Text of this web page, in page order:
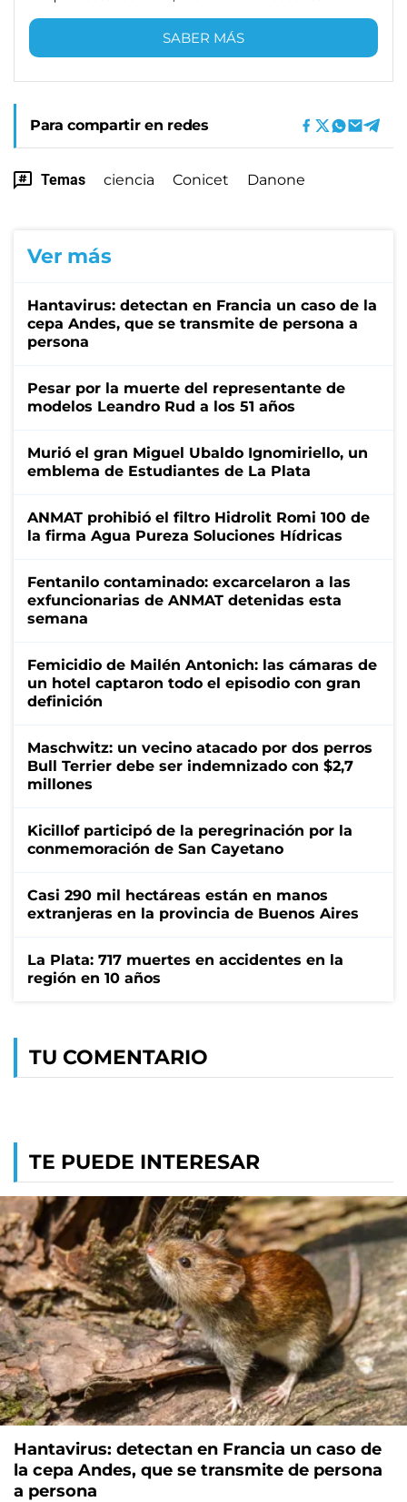
SABER MÁS
Para compartir en redes
Temas ciencia Conicet Danone
Ver más
Hantavirus: detectan en Francia un caso de la
cepa Andes, que se transmite de persona a
persona
Pesar por la muerte del representante de
modelos Leandro Rud a los 51 años
Murió el gran Miguel Ubaldo Ignomiriello, un
emblema de Estudiantes de La Plata
ANMAT prohibió el filtro Hidrolit Romi 100 de
la firma Agua Pureza Soluciones Hídricas
Fentanilo contaminado: excarcelaron a las
exfuncionarias de ANMAT detenidas esta
semana
Femicidio de Mailén Antonich: las cámaras de
un hotel captaron todo el episodio con gran
definición
Maschwitz: un vecino atacado por dos perros
Bull Terrier debe ser indemnizado con $2,7
millones
Kicillof participó de la peregrinación por la
conmemoración de San Cayetano
Casi 290 mil hectáreas están en manos
extranjeras en la provincia de Buenos Aires
La Plata: 717 muertes en accidentes en la
región en 10 años
TU COMENTARIO
TE PUEDE INTERESAR
Hantavirus: detectan en Francia un caso de
la cepa Andes, que se transmite de persona
a persona